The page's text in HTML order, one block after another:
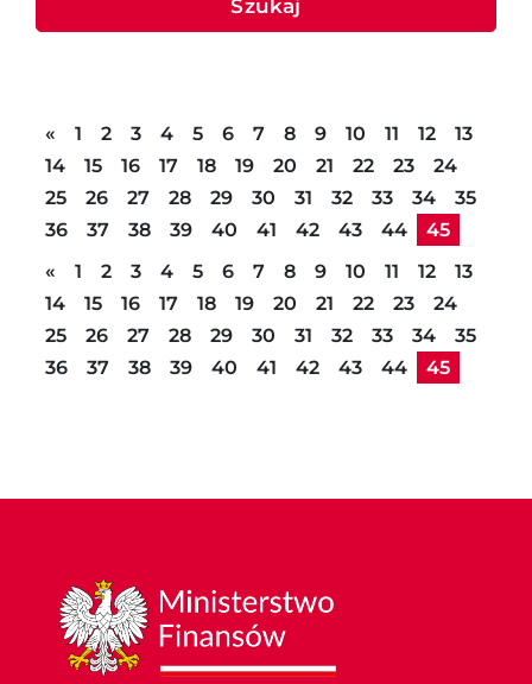
Szukaj
« Poprzednia strona
1 2 3 4 5 6 7 8 9 10 11 12
13
14
15 16 17 18 19 20 21 22 23
24
25
26 27 28 29 30 31 32 33 34
35
36
37 38 39 40 41 42 43 44
45
« Poprzednia strona
1 2 3 4 5 6 7 8 9 10 11 12
13
14
15 16 17 18 19 20 21 22 23
24
25
26 27 28 29 30 31 32 33 34
35
36
37 38 39 40 41 42 43 44 45